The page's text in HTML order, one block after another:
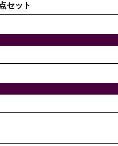
セット